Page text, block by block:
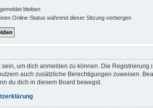
bleiben
Online-Status während dieser Sitzung verbergen
sein, um dich anmelden zu können. Die
auch zusätzliche Berechtigungen zuweisen.
du dich in diesem Board bewegst.